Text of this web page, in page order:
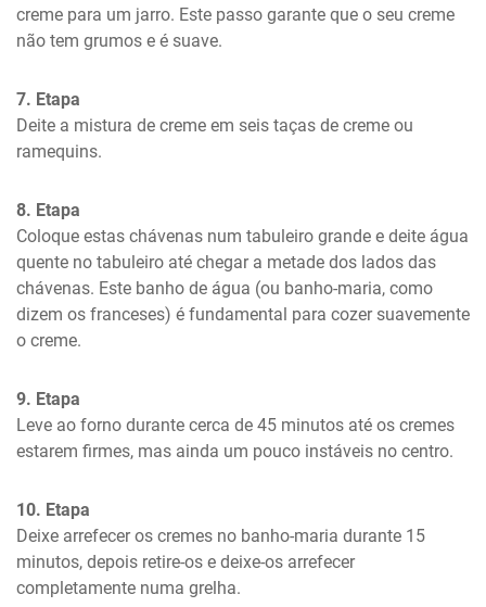
creme para um jarro. Este passo garante que o seu creme
não tem grumos e é suave.
7. Etapa
Deite a mistura de creme em seis taças de creme ou
ramequins.
8. Etapa
Coloque estas chávenas num tabuleiro grande e deite água
quente no tabuleiro até chegar a metade dos lados das
chávenas. Este banho de água (ou banho-maria, como
dizem os franceses) é fundamental para cozer suavemente
o creme.
9. Etapa
Leve ao forno durante cerca de 45 minutos até os cremes
estarem firmes, mas ainda um pouco instáveis no centro.
10. Etapa
Deixe arrefecer os cremes no banho-maria durante 15
minutos, depois retire-os e deixe-os arrefecer
completamente numa grelha.